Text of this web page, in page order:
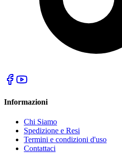
Informazioni
Chi Siamo
Spedizione e Resi
Termini e condizioni d'uso
Contattaci